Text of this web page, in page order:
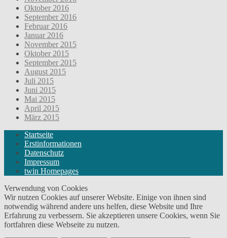
Oktober 2016
September 2016
Februar 2016
Januar 2016
November 2015
Oktober 2015
September 2015
August 2015
Juli 2015
Juni 2015
Mai 2015
April 2015
März 2015
Startseite
Erstinformationen
Datenschutz
Impressum
twin Homepages
Verwendung von Cookies
Wir nutzen Cookies auf unserer Website. Einige von ihnen sind
notwendig während andere uns helfen, diese Website und Ihre
Erfahrung zu verbessern. Sie akzeptieren unsere Cookies, wenn Sie
fortfahren diese Webseite zu nutzen.